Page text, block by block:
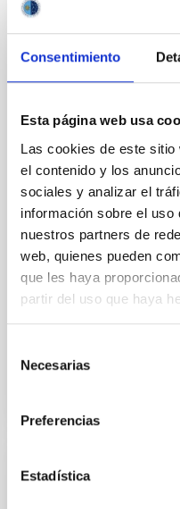
Consentimiento
Esta página web usa
Las cookies de este
el contenido y los
sociales y analizar el
información sobre el uso
nuestros partners de
web, quienes pueden
que les haya
partir del uso que haya
Necesarias
Preferencias
Estadística
clues about the
researcher Jesús
galaxies outside the
using techniques
archaeology”,
processes of
galaxies. This article
Annual Review of
the most prestigious
only five researchers
during the lifetime of
PRESS RELEASE